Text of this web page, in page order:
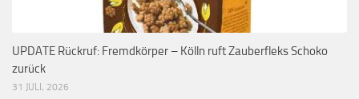
UPDATE Rückruf: Fremdkörper – Kölln ruft Zauberfleks Schoko
zurück
31 JULI, 2026